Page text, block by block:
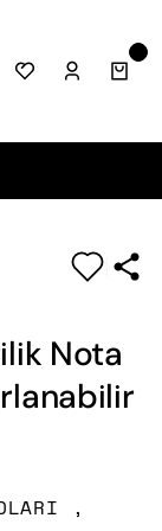
Nota
,